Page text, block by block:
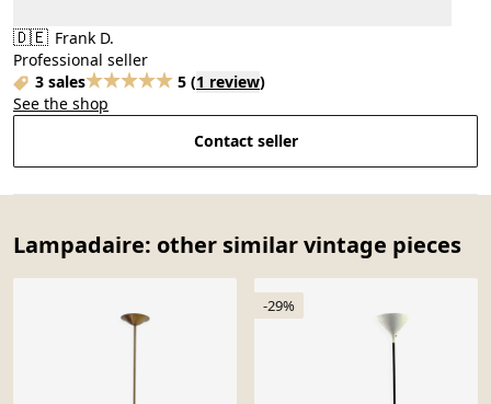
🇩🇪 Frank D.
Professional seller
3 sales
5 (1 review)
See the shop
Contact seller
Lampadaire: other similar vintage pieces
-29%